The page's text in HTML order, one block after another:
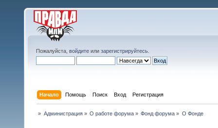
Пожалуйста, войдите или зарегистрируйтесь
Начало Помощь Поиск Вход Регистрация
» Администрация» О работе форума» Фонд форума » О Фонде